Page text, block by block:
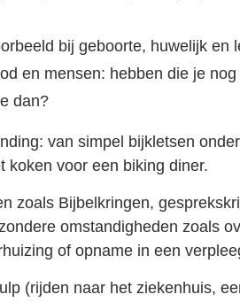
bij geboorte, huwelijk en
en mensen: hebben die je
dan?
van simpel bijkletsen
koken voor een biking diner.
zoals Bijbelkringen,
omstandigheden zoals
of opname in een
(rijden naar het ziekenhuis,